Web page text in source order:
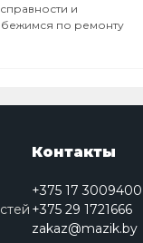
и
по ремонту
Контакты
+375 17 3009400
+375 29 1721666
zakaz@mazik.by